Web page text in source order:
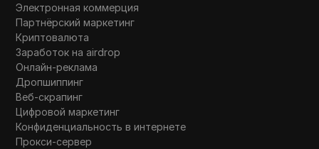
Электронная коммерция
Партнёрский маркетинг
Криптовалюта
Заработок на airdrop
Онлайн-реклама
Дропшиппинг
Веб-скрапинг
Цифровой маркетинг
Конфиденциальность в интернете
Прокси-сервер